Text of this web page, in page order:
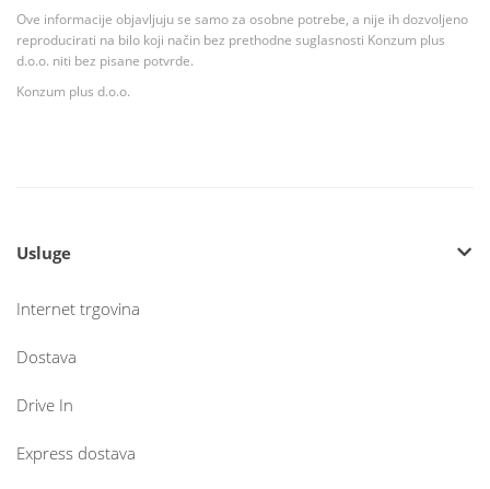
Ove informacije objavljuju se samo za osobne potrebe, a nije ih dozvoljeno
reproducirati na bilo koji način bez prethodne suglasnosti Konzum plus
d.o.o. niti bez pisane potvrde.
Konzum plus d.o.o.
Usluge
Internet trgovina
Dostava
Drive In
Express dostava